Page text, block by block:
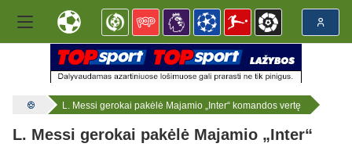
L. Messi gerokai pakėlė Majamio „Inter“ komandos vertę
L. Messi gerokai pakėlė Majamio „Inter“